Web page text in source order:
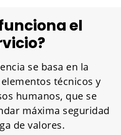
el
se basa en la
técnicos y
humanos, que se
máxima seguridad
de valores.